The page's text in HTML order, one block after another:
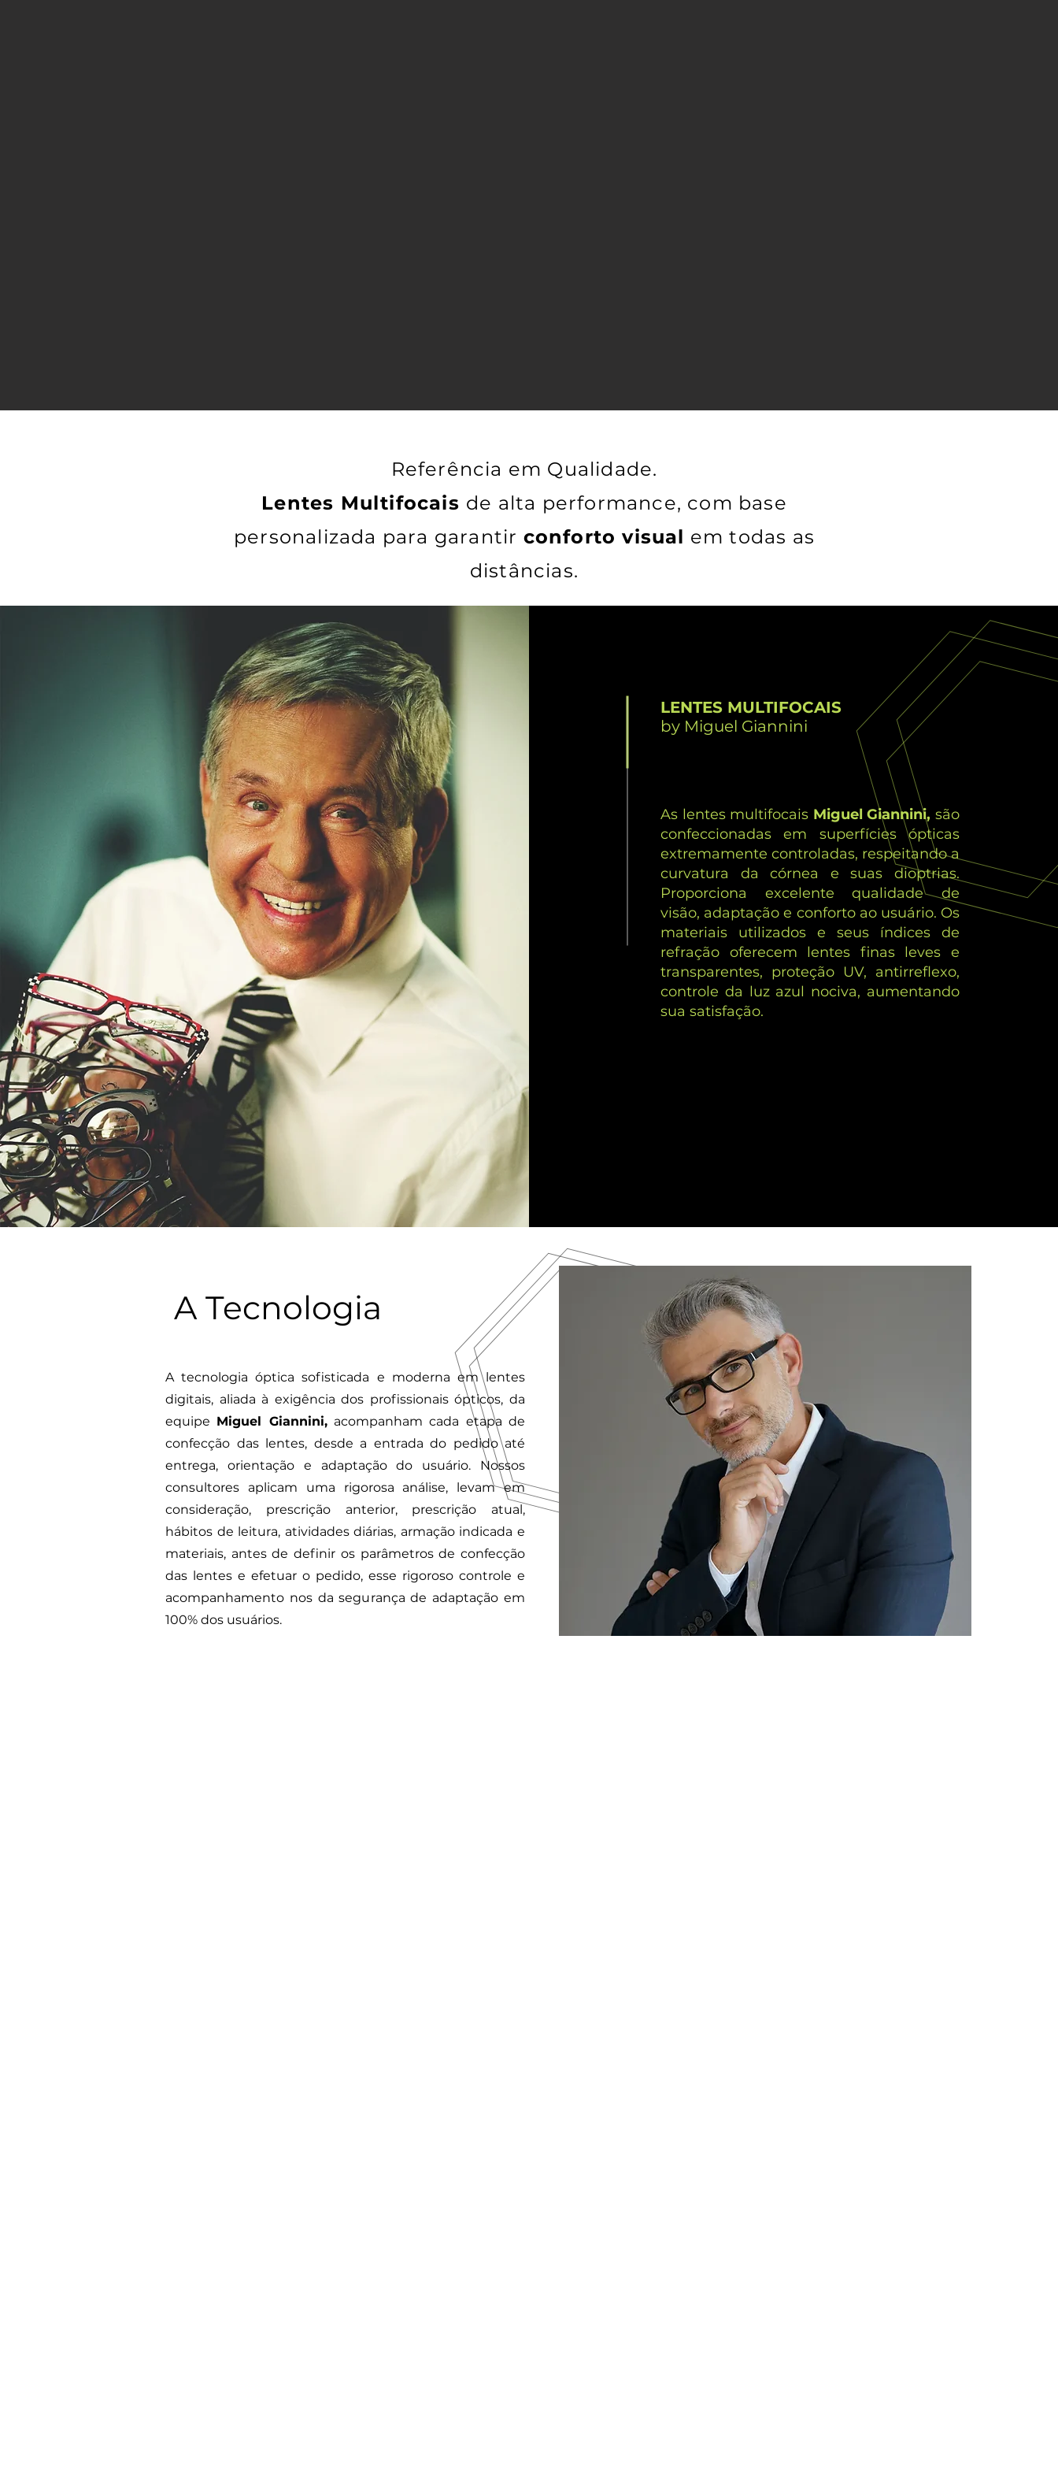
Referência em Qualidade.
Lentes Multifocais de alta performance, com base
personalizada para garantir conforto visual em todas as
distâncias.
LENTES MULTIFOCAIS
by Miguel Giannini
As lentes multifocais Miguel Giannini, são
confeccionadas em superfícies ópticas
extremamente controladas, respeitando a
curvatura da córnea e suas dioptrias.
Proporciona excelente qualidade de
visão, adaptação e conforto ao usuário. Os
materiais utilizados e seus índices de
refração oferecem lentes finas leves e
transparentes, proteção UV, antirreflexo,
controle da luz azul nociva, aumentando
sua satisfação.
A Tecnologia
A tecnologia óptica sofisticada e moderna em lentes
digitais, aliada à exigência dos profissionais ópticos, da
equipe Miguel Giannini,acompanham cada etapa de
confecção das lentes, desde a entrada do pedido até
entrega, orientação e adaptação do usuário. Nossos
consultores aplicam uma rigorosa análise, levam em
consideração, prescrição anterior, prescrição atual,
hábitos de leitura, atividades diárias, armação indicada e
materiais, antes de definir os parâmetros de confecção
das lentes e efetuar o pedido, esse rigoroso controle e
acompanhamento nos da segurança de adaptação em
100% dos usuários.